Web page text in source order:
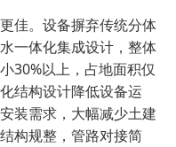
佳。设备摒弃传统分体
一体化集成设计，整体
30%以上，占地面积仅
结构设计降低设备运
装需求，大幅减少土建
构规整，管路对接简